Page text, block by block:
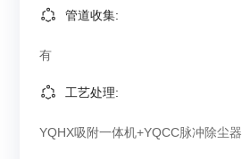
管道收集:
有
工艺处理:
YQHX吸附一体机+YQCC脉冲除尘器